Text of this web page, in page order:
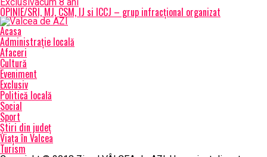
OPINIE/SRI, MJ, CSM, IJ si ICCJ – grup infracțional organizat
Acasa
Administrație locală
Afaceri
Cultură
Eveniment
Exclusiv
Politică locală
Social
Sport
Știri din județ
Viața în Valcea
Turism